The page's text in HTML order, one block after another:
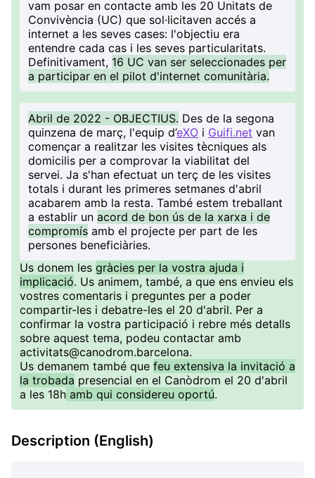
vam posar en contacte amb les 20 Unitats de
Convivència (UC) que sol·licitaven accés a
internet a les seves cases: l'objectiu era
entendre cada cas i les seves particularitats.
Definitivament, 16 UC van ser seleccionades per
a participar en el pilot d'internet comunitària.
Abril de 2022 - OBJECTIUS. Des de la segona
quinzena de març, l'equip d’eXO i Guifi.net van
començar a realitzar les visites tècniques als
domicilis per a comprovar la viabilitat del
servei. Ja s'han efectuat un terç de les visites
totals i durant les primeres setmanes d'abril
acabarem amb la resta. També estem treballant
a establir un acord de bon ús de la xarxa i de
compromís amb el projecte per part de les
persones beneficiàries.
Us donem les gràcies per la vostra ajuda i
implicació. Us animem, també, a que ens envieu els
vostres comentaris i preguntes per a poder
compartir-les i debatre-les el 20 d'abril. Per a
confirmar la vostra participació i rebre més detalls
sobre aquest tema, podeu contactar amb
activitats@canodrom.barcelona.
Us demanem també que feu extensiva la invitació a
la trobada presencial en el Canòdrom el 20 d'abril
a les 18h amb qui considereu oportú.
Description (English)